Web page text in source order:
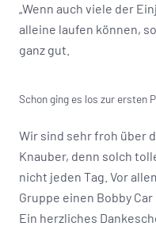
„Wenn auch viele der
alleine laufen können,
ganz gut.
Schon ging es los zur ersten
Wir sind sehr froh über
Knauber, denn solch
nicht jeden Tag. Vor
Gruppe einen Bobby
Ein herzliches